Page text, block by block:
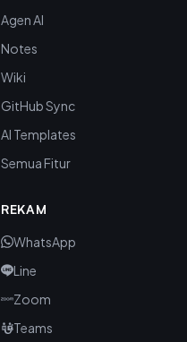
Agen AI
Notes
Wiki
GitHub Sync
AI Templates
Semua Fitur
REKAM
WhatsApp
Line
Zoom
Teams